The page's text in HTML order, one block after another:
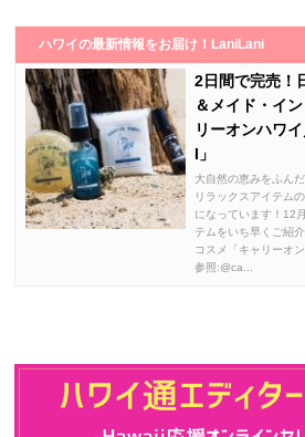
ハワイの最新情報をお届け！LaniLani
2日間で完売！
＆メイド・イ
リーオンハワ
I」
大自然の恵みをふん
リラックスアイテム
になっています！12
テムをいち早くご紹
コスメ「キャリーオ
参照:@ca...